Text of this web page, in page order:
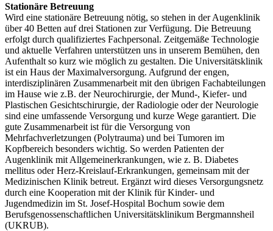
Stationäre Betreuung
Wird eine stationäre Betreuung nötig, so stehen in der Augenklinik
über 40 Betten auf drei Stationen zur Verfügung. Die Betreuung
erfolgt durch qualifiziertes Fachpersonal. Zeitgemäße Technologie
und aktuelle Verfahren unterstützen uns in unserem Bemühen, den
Aufenthalt so kurz wie möglich zu gestalten. Die Universitätsklinik
ist ein Haus der Maximalversorgung. Aufgrund der engen,
interdisziplinären Zusammenarbeit mit den übrigen Fachabteilungen
im Hause wie z.B. der Neurochirurgie, der Mund-, Kiefer- und
Plastischen Gesichtschirurgie, der Radiologie oder der Neurologie
sind eine umfassende Versorgung und kurze Wege garantiert. Die
gute Zusammenarbeit ist für die Versorgung von
Mehrfachverletzungen (Polytrauma) und bei Tumoren im
Kopfbereich besonders wichtig. So werden Patienten der
Augenklinik mit Allgemeinerkrankungen, wie z. B. Diabetes
mellitus oder Herz-Kreislauf-Erkrankungen, gemeinsam mit der
Medizinischen Klinik betreut. Ergänzt wird dieses Versorgungsnetz
durch eine Kooperation mit der Klinik für Kinder- und
Jugendmedizin im St. Josef-Hospital Bochum sowie dem
Berufsgenossenschaftlichen Universitätsklinikum Bergmannsheil
(UKRUB).